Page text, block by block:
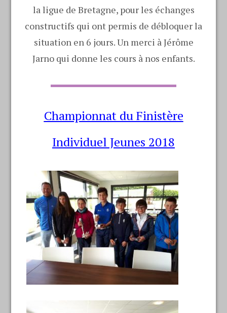
la ligue de Bretagne, pour les échanges
constructifs qui ont permis de débloquer la
situation en 6 jours. Un merci à Jérôme
Jarno qui donne les cours à nos enfants.
Championnat du Finistère
Individuel Jeunes 2018